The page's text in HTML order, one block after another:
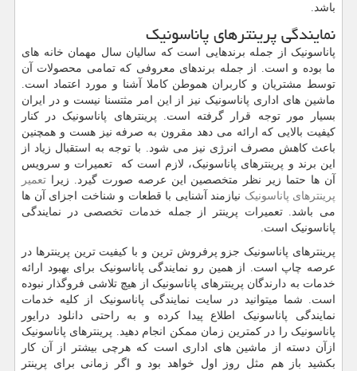
باشد.
نمایندگی پرینترهای پاناسونیک
پاناسونیک از جمله برندهایی است که سالیان سال مهمان خانه های
ما بوده و است. از جمله برندهای معروفی که تمامی محصولات آن
توسط مشتریان و کاربران هموطن کاملا آشنا و مورد اعتماد است.
ماشین های اداری پاناسونیک نیز از این امر مثتسنا نیست و در ایران
بسیار مور توجه قرار گرفته است. پرینترهای پاناسونیک در کنار
کیفیت بالایی که ارائه می دهد مقرون به صرفه نیز هست و همچنین
باعث کاهش مصرف انرژی نیز می شود. با توجه به استقبال زیاد از
این برند و پرینترهای پاناسونیک، لازم است که تعمیرات و سرویس
آن ها حتما زیر نظر متخصصین این عرصه صورت گیرد. زیرا تعمیر
پرینترهای پاناسونیک نیازمند آشنایی با قطعات و شناخت اجزای آن ها
می باشد. تعمیرات پرینتر از جمله خدمات تخصصی در نمایندگی
پاناسونیک است.
پرینترهای پاناسونیک جزو پرفروش ترین و با کیفیت ترین پرینترها در
عرصه چاپ است. از همین رو نمایندگی پاناسونیک برای بهبود ارائه
خدمات به دارندگان پرینترهای پاناسونیک از هیچ تلاشی فروگذار نبوده
است. شما میتوانید در سایت نمایندگی پاناسونیک از کلیه خدمات
نمایندگی پاناسونیک اطلاع پیدا کرده و به راحتی دانلود درایور
پاناسونیک را در کمترین زمان ممکن انجام دهید. پرینترهای پاناسونیک
ازآن دسته از ماشین های اداری است که هرچی بیشتر از آن کار
بکشید باز هم مثل روز اول خواهد بود و اگر زمانی برای پرینتر